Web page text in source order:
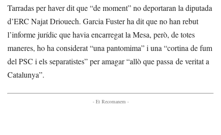
Tarradas per haver dit que “de moment” no deportaran la diputada
d’ERC Najat Driouech. Garcia Fuster ha dit que no han rebut
l’informe jurídic que havia encarregat la Mesa, però, de totes
maneres, ho ha considerat “una pantomima” i una “cortina de fum
del PSC i els separatistes” per amagar “allò que passa de veritat a
Catalunya”.
- Et Recomanem -